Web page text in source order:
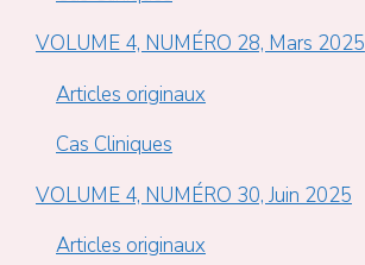
VOLUME 4, NUMÉRO 28, Mars 2025
Articles originaux
Cas Cliniques
VOLUME 4, NUMÉRO 30, Juin 2025
Articles originaux